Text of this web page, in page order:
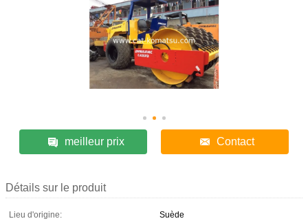
meilleur prix Contact
Détails sur le produit
Lieu d'origine:
Suède